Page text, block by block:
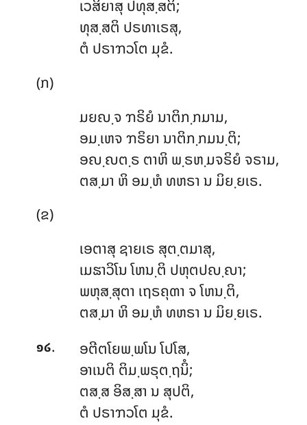
ເວສິຍາສຸ ປທຸສ຺ສຕິ;
ທຸສ຺ສຕິ ປຣທາເຣສຸ,
ຕໍ ປຣາຠວໂຕ ມຸຂໍ.
(ກ)
ມຍຎ຺ຈຠຣິຍໍ ນາຕິກ຺ກມາມ,
ອມ຺ເຫຈ ຠຣິຍາ ນາຕິກ຺ກມນ຺ຕິ;
ອຎ຺ຎຕ຺ຣ ຕາຫິ ພ຺ຣຫ຺ມຈຣິຍໍ ຈຣາມ,
ຕສ຺ມາ ຫິ ອມ຺ຫໍ ທຫຣາ ນ ມິຍ຺ຍເຣ.
(ຂ)
ເອຕາສຸ ຊາຍເຣ ສຸຕ຺ຕມາສຸ,
ເມຘາວິໂນ ໂຫນ຺ຕິ ປຫຸຕປຎ຺ຎາ;
ພຫຸສ຺ສຸຕາ ເຖຣຄຸຓາ ຈ ໂຫນ຺ຕິ,
ຕສ຺ມາ ຫິ ອມ຺ຫໍ ທຫຣາ ນ ມິຍ຺ຍເຣ.
໑໒. ອຕີຕໂຍພ຺ພໂນໂປໂສ,
ອາເນຕິ ຕິມ຺ພຣຸຕ຺ຖນິໍ;
ຕສ຺ສ ອິສ຺ສາ ນ ສຸປຕິ,
ຕໍ ປຣາຠວໂຕ ມຸຂໍ.